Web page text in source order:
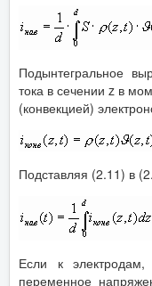
Подынтегральное
тока в сечении z в
(конвекцией)
Подставляя (2.11) в
Если к
переменное